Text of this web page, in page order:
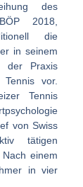
des
2018,
die
in seinem
der Praxis
Tennis vor.
Tennis
von Swiss
tätigen
einem
in vier